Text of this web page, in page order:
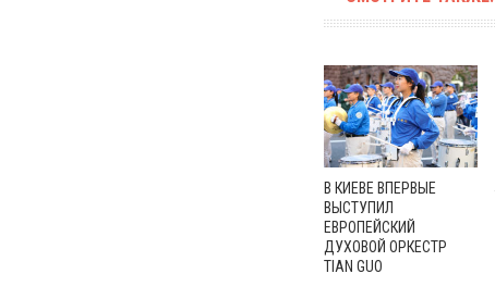
В КИЕВЕ ВПЕРВЫЕ
ВЫСТУПИЛ
ЕВРОПЕЙСКИЙ
ДУХОВОЙ ОРКЕСТР
TIAN GUO